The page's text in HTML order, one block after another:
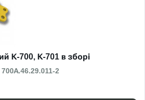
К-700, К-701 в зборі
2